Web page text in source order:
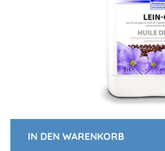
IN DEN WARENKORB